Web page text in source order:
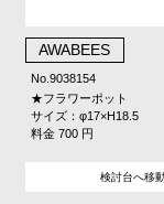
AWABEES
No.9038154
★フラワーポット
サイズ：φ17×H18.5
料金 700 円
検討台へ移